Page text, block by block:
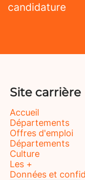
candidature
Site carrière
Accueil
Départements
Offres d'emploi
Départements
Culture
Les +
Données et